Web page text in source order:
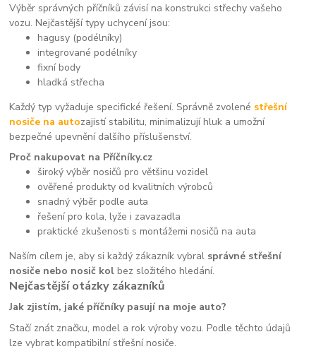
Výběr správných příčníků závisí na konstrukci střechy vašeho
vozu. Nejčastější typy uchycení jsou:
hagusy (podélníky)
integrované podélníky
fixní body
hladká střecha
Každý typ vyžaduje specifické řešení. Správně zvolené střešní
nosiče na autozajistí stabilitu, minimalizují hluk a umožní
bezpečné upevnění dalšího příslušenství.
Proč nakupovat na Příčníky.cz
široký výběr nosičů pro většinu vozidel
ověřené produkty od kvalitních výrobců
snadný výběr podle auta
řešení pro kola, lyže i zavazadla
praktické zkušenosti s montážemi nosičů na auta
Naším cílem je, aby si každý zákazník vybral správné střešní
nosiče nebo nosič kol bez složitého hledání.
Nejčastější otázky zákazníků
Jak zjistím, jaké příčníky pasují na moje auto?
Stačí znát značku, model a rok výroby vozu. Podle těchto údajů
lze vybrat kompatibilní střešní nosiče.